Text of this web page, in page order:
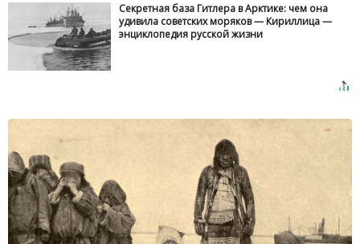
Секретная база Гитлера в Арктике: чем она
удивила советских моряков — Кириллица —
энциклопедия русской жизни